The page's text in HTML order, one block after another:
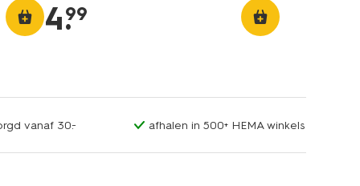
4.
99
vanaf 30.- afhalen in 500+ HEMA winkels